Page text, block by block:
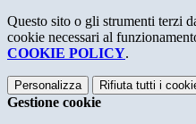
Questo sito o gli strumenti terzi
cookie necessari al
COOKIE POLICY.
Personalizza Rifiuta tutti i
Gestione cookie